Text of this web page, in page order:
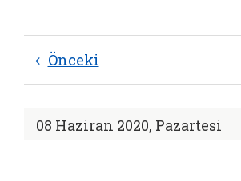
Önceki
08 Haziran 2020, Pazartesi